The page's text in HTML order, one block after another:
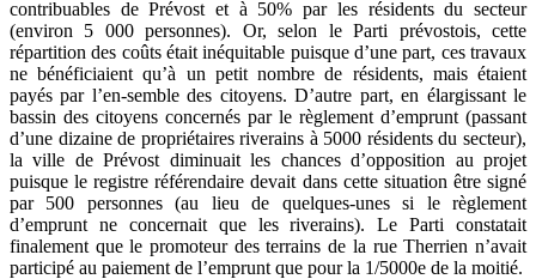
contribuables de Prévost et à 50% par les résidents du secteur
(environ 5 000 personnes). Or, selon le Parti prévostois, cette
répartition des coûts était inéquitable puisque d’une part, ces travaux
ne bénéficiaient qu’à un petit nombre de résidents, mais étaient
payés par l’en-semble des citoyens. D’autre part, en élargissant le
bassin des citoyens concernés par le règlement d’emprunt (passant
d’une dizaine de propriétaires riverains à 5000 résidents du secteur),
la ville de Prévost diminuait les chances d’opposition au projet
puisque le registre référendaire devait dans cette situation être signé
par 500 personnes (au lieu de quelques-unes si le règlement
d’emprunt ne concernait que les riverains). Le Parti constatait
finalement que le promoteur des terrains de la rue Therrien n’avait
participé au paiement de l’emprunt que pour la 1/5000e de la moitié.